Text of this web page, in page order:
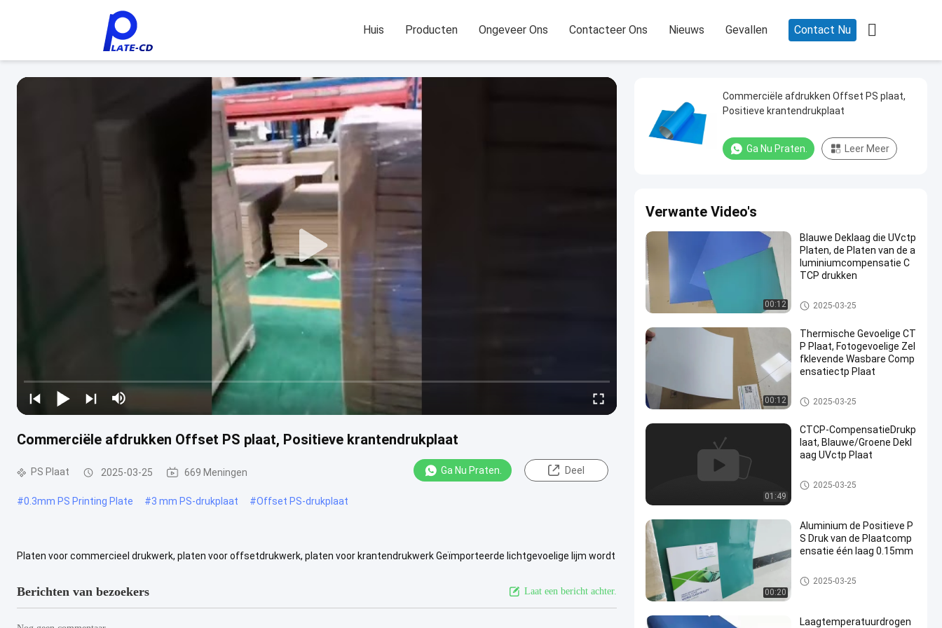
Huis Producten Ongeveer Ons Contacteer Ons Nieuws Gevallen Contact Nu 
Commerciële afdrukken Offset PS plaat, Positieve krantendrukplaat
PS Plaat 2025-03-25 669 Meningen Ga Nu Praten. Deel
#0.3mm PS Printing Plate #3 mm PS-drukplaat #Offset PS-drukplaat
Platen voor commercieel drukwerk, platen voor offsetdrukwerk, platen voor krantendrukwerk Geïmporteerde lichtgevoelige lijm wordt
Berichten van bezoekers Laat een bericht achter.
Commerciële afdrukken Offset PS plaat,
Positieve krantendrukplaat
Ga Nu Praten. Leer Meer
Verwante Video's
00:12
Blauwe Deklaag die UVctp
Platen, de Platen van de a
luminiumcompensatie C
TCP drukken
De Drukplaten van CTCP
2025-03-25
00:12
Thermische Gevoelige CT
P Plaat, Fotogevoelige Zel
fklevende Wasbare Comp
ensatiectp Plaat
Dubbele laagctp Plaat
2025-03-25
01:49
CTCP-CompensatieDrukp
laat, Blauwe/Groene Dekl
aag UVctp Plaat
UVctp Plaat
2025-03-25
00:20
Aluminium de Positieve P
S Druk van de Plaatcomp
ensatie één laag 0.15mm
PS Plaat
2025-03-25
Laagtemperatuurdrogen